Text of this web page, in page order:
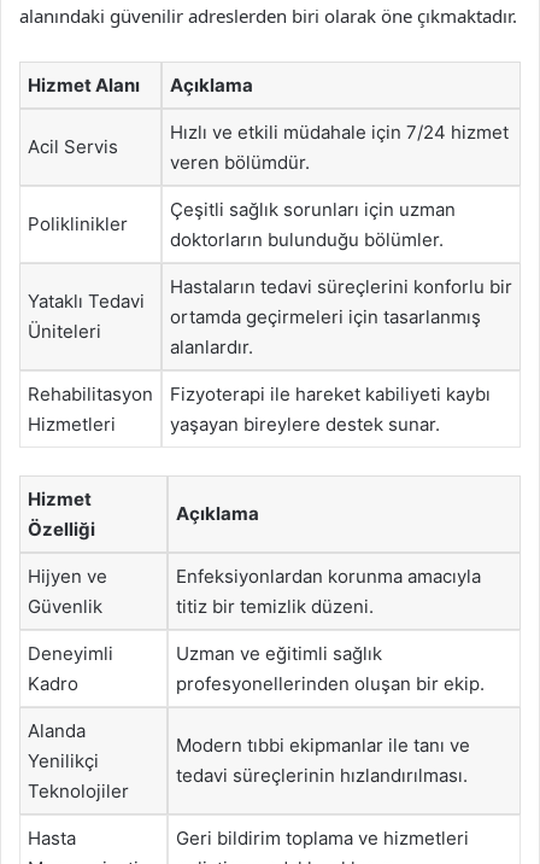
alanındaki güvenilir adreslerden biri olarak öne çıkmaktadır.
Hizmet Alanı Açıklama
Acil Servis
Hızlı ve etkili müdahale için 7/24 hizmet
veren bölümdür.
Poliklinikler
Çeşitli sağlık sorunları için uzman
doktorların bulunduğu bölümler.
Yataklı Tedavi
Üniteleri
Hastaların tedavi süreçlerini konforlu bir
ortamda geçirmeleri için tasarlanmış
alanlardır.
Rehabilitasyon
Hizmetleri
Fizyoterapi ile hareket kabiliyeti kaybı
yaşayan bireylere destek sunar.
Hizmet
Özelliği
Açıklama
Hijyen ve
Güvenlik
Enfeksiyonlardan korunma amacıyla
titiz bir temizlik düzeni.
Deneyimli
Kadro
Uzman ve eğitimli sağlık
profesyonellerinden oluşan bir ekip.
Alanda
Yenilikçi
Teknolojiler
Modern tıbbi ekipmanlar ile tanı ve
tedavi süreçlerinin hızlandırılması.
Hasta
Geri bildirim toplama ve hizmetleri